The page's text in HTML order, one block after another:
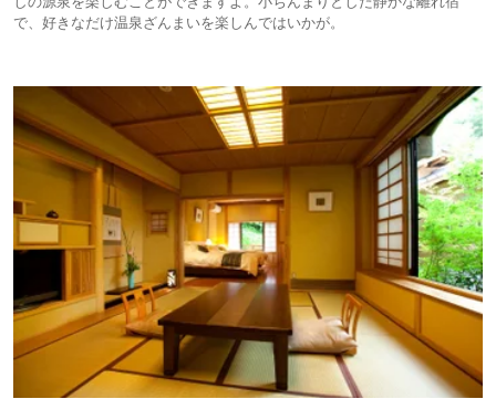
で、好きなだけ温泉ざんまいを楽しんではいかが。